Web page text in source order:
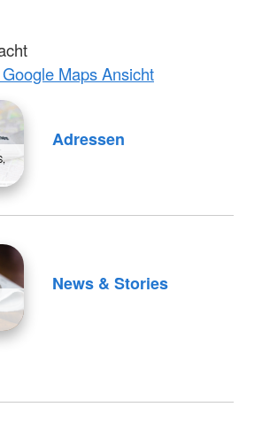
Maps Ansicht
Adressen
News & Stories